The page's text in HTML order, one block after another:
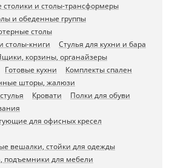
и столы-трансформеры
и обеденные группы
столы
столы-книги
Стулья для кухни и бара
корзины, органайзеры
Готовые кухни
Комплекты спален
шторы, жалюзи
Кровати
Полки для обуви
для офисных кресел
вешалки, стойки для одежды
подъемники для мебели